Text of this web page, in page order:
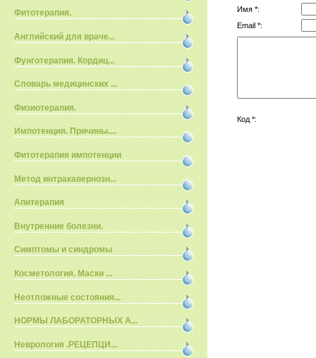
Фитотерапия.
Английский для враче...
Фунготерапия. Кордиц...
Словарь медицинских ...
Физиотерапия.
Импотенция. Причины....
Фитотерапия импотенции
Метод интракавернозн...
Апитерапия
Внутренние болезни.
Симптомы и синдромы
Косметология. Маски ...
Неотложные состояния...
НОРМЫ ЛАБОРАТОРНЫХ А...
Неврология .РЕЦЕПЦИ...
Имя *:
Email *:
Код *: